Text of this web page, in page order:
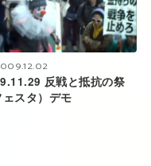
反戦と抵抗の祭
ェスタ）デモ